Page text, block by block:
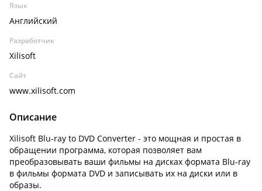
Язык
Английский
Разработчик
Xilisoft
Сайт
www.xilisoft.com
Описание
Xilisoft Blu-ray to DVD Converter - это мощная и простая в
обращении программа, которая позволяет вам
преобразовывать ваши фильмы на дисках формата Blu-ray
в фильмы формата DVD и записывать их на диски или в
образы.